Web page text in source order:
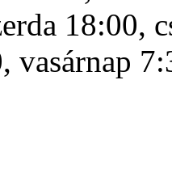
18:00,
vasárnap